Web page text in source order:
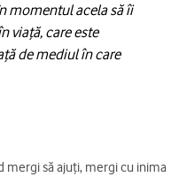
momentul acela să îi
viață, care este
de mediul în care
mergi să ajuți, mergi cu inima